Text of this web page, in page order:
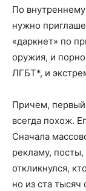
По
нужно
«даркнет» по
оружия, и
ЛГБТ*, и
Причем, первый
всегда похож.
Сначала
рекламу,
откликнулся,
но из ста тысяч